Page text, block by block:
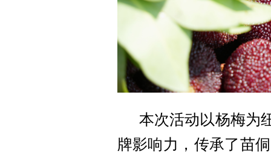
本次活动以杨梅为
牌影响力，传承了苗